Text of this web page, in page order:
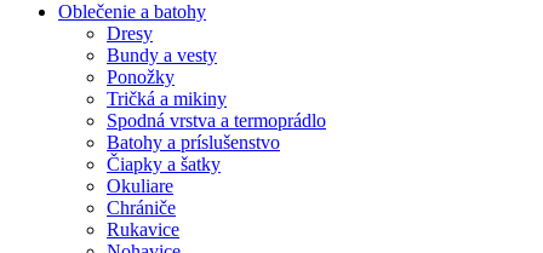
Oblečenie a batohy
Dresy
Bundy a vesty
Ponožky
Tričká a mikiny
Spodná vrstva a termoprádlo
Batohy a príslušenstvo
Čiapky a šatky
Okuliare
Chrániče
Rukavice